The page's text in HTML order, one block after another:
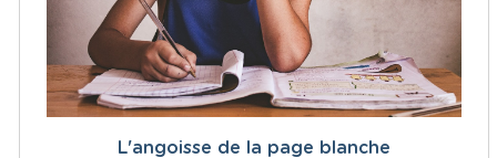
L'angoisse de la page blanche